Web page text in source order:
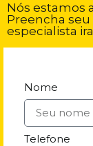
Nós estamos
Preencha
especialista
Nome
Telefone